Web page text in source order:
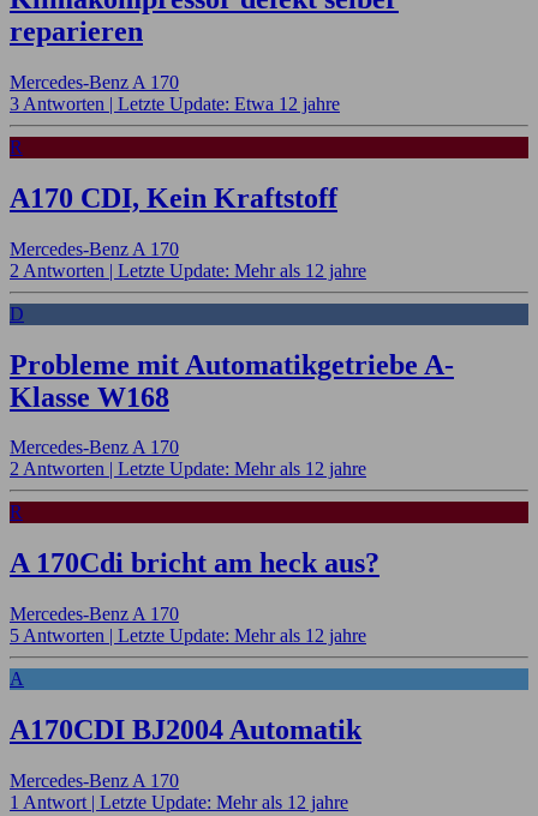
reparieren
Mercedes-Benz A 170
3 Antworten | Letzte Update: Etwa 12 jahre
R
A170 CDI, Kein Kraftstoff
Mercedes-Benz A 170
2 Antworten | Letzte Update: Mehr als 12 jahre
D
Probleme mit Automatikgetriebe A-
Klasse W168
Mercedes-Benz A 170
2 Antworten | Letzte Update: Mehr als 12 jahre
R
A 170Cdi bricht am heck aus?
Mercedes-Benz A 170
5 Antworten | Letzte Update: Mehr als 12 jahre
A
A170CDI BJ2004 Automatik
Mercedes-Benz A 170
1 Antwort | Letzte Update: Mehr als 12 jahre